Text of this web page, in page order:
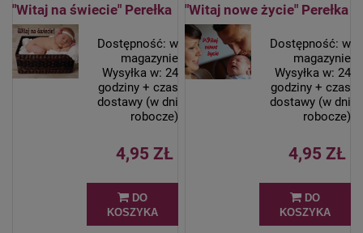
"Witaj na świecie" Perełka
Dostępność: w
magazynie
Wysyłka w: 24
godziny + czas
dostawy (w dni
robocze)
4,95 ZŁ
DO
KOSZYKA
"Witaj nowe życie" Perełka
Dostępność: w
magazynie
Wysyłka w: 24
godziny + czas
dostawy (w dni
robocze)
4,95 ZŁ
DO
KOSZYKA